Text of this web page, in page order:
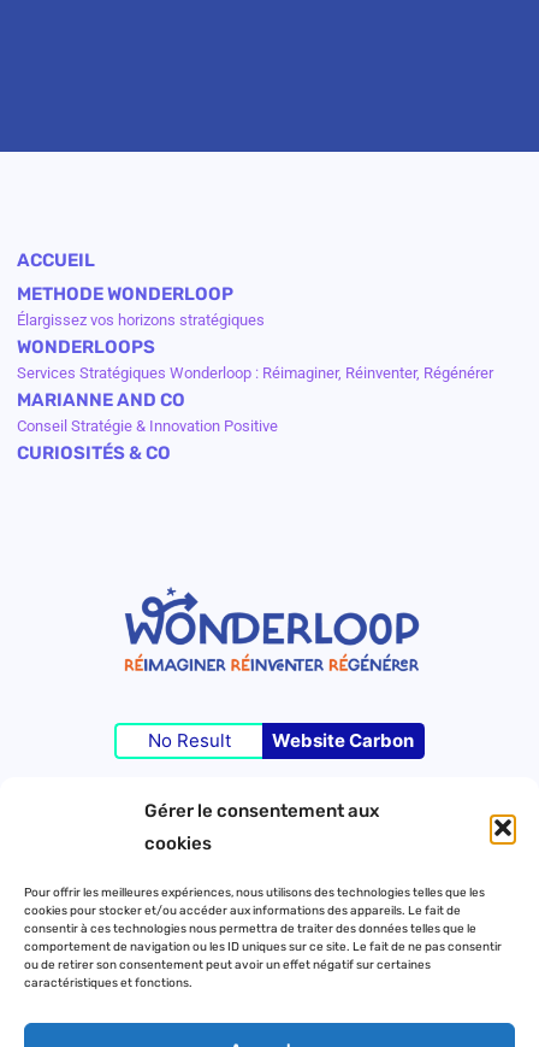
Gérer le consentement aux
cookies
Pour offrir les meilleures expériences, nous utilisons des technologies telles que les
cookies pour stocker et/ou accéder aux informations des appareils. Le fait de
consentir à ces technologies nous permettra de traiter des données telles que le
comportement de navigation ou les ID uniques sur ce site. Le fait de ne pas consentir
ou de retirer son consentement peut avoir un effet négatif sur certaines
caractéristiques et fonctions.
ACCUEIL
METHODE WONDERLOOP
Élargissez vos horizons stratégiques
WONDERLOOPS
Services Stratégiques Wonderloop : Réimaginer, Réinventer, Régénérer
MARIANNE AND CO
Conseil Stratégie & Innovation Positive
CURIOSITÉS & CO
No Result Website Carbon
Contact
Mentions légales